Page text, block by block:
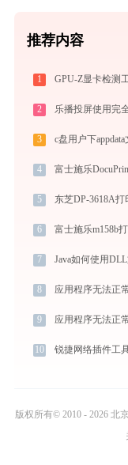
推荐内容
1
2
3 c盘用户下
4
5 东芝DP-3618A
6 富士施乐m158b
7 Java如何使用
8 应用程序无法正
9 应用程序无法正
10
版权所有© 2010 - 2026 北